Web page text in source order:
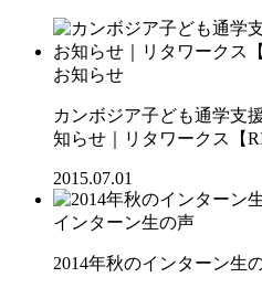
お知らせ
カンボジア子ども通学支
知らせ｜リタワークス【
2015.07.01
インターン生の声
2014年秋のインターン生